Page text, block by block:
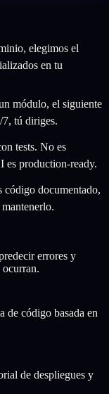
elegimos el
en tu
módulo, el siguiente
7, tú diriges.
tests. No es
es production-ready.
documentado,
errores y
ocurran.
de código basada en
de despliegues y